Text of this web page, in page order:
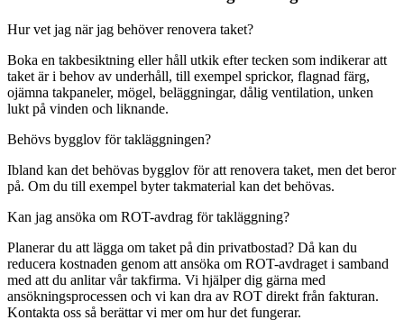
Hur vet jag när jag behöver renovera taket?
Boka en takbesiktning eller håll utkik efter tecken som indikerar att
taket är i behov av underhåll, till exempel sprickor, flagnad färg,
ojämna takpaneler, mögel, beläggningar, dålig ventilation, unken
lukt på vinden och liknande.
Behövs bygglov för takläggningen?
Ibland kan det behövas bygglov för att renovera taket, men det beror
på. Om du till exempel byter takmaterial kan det behövas.
Kan jag ansöka om ROT-avdrag för takläggning?
Planerar du att lägga om taket på din privatbostad? Då kan du
reducera kostnaden genom att ansöka om ROT-avdraget i samband
med att du anlitar vår takfirma. Vi hjälper dig gärna med
ansökningsprocessen och vi kan dra av ROT direkt från fakturan.
Kontakta oss så berättar vi mer om hur det fungerar.